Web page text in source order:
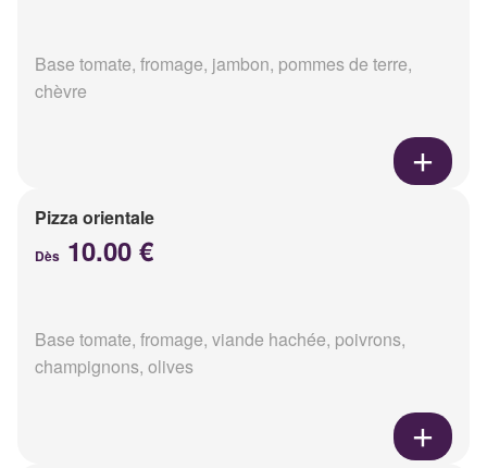
Base tomate, fromage, jambon, pommes de terre,
chèvre
Pizza orientale
Dès 10.00 €
Base tomate, fromage, viande hachée, poivrons,
champignons, olives